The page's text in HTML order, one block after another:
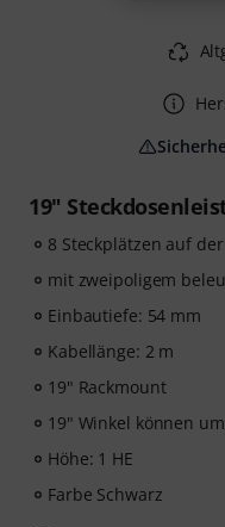
19"
8 Steckplätzen auf
mit zweipoligem
Einbautiefe: 54 mm
Kabellänge: 2 m
19" Rackmount
19" Winkel können
Höhe: 1 HE
Farbe Schwarz